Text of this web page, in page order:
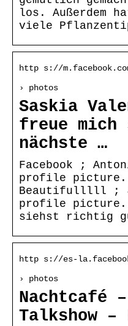
los. Außerdem
viele
http s://
› photos
Saskia
freue mich
nächste …
Facebook ;
profile picture.
Beautifulllll ;
profile picture.
siehst richtig
http s://es-
› photos
Nachtcafé –
Talkshow –